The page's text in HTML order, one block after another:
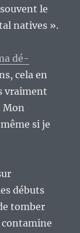
le
natives ».
dé-
cela en
vraiment
Mon
si je
débuts
tomber
contamine